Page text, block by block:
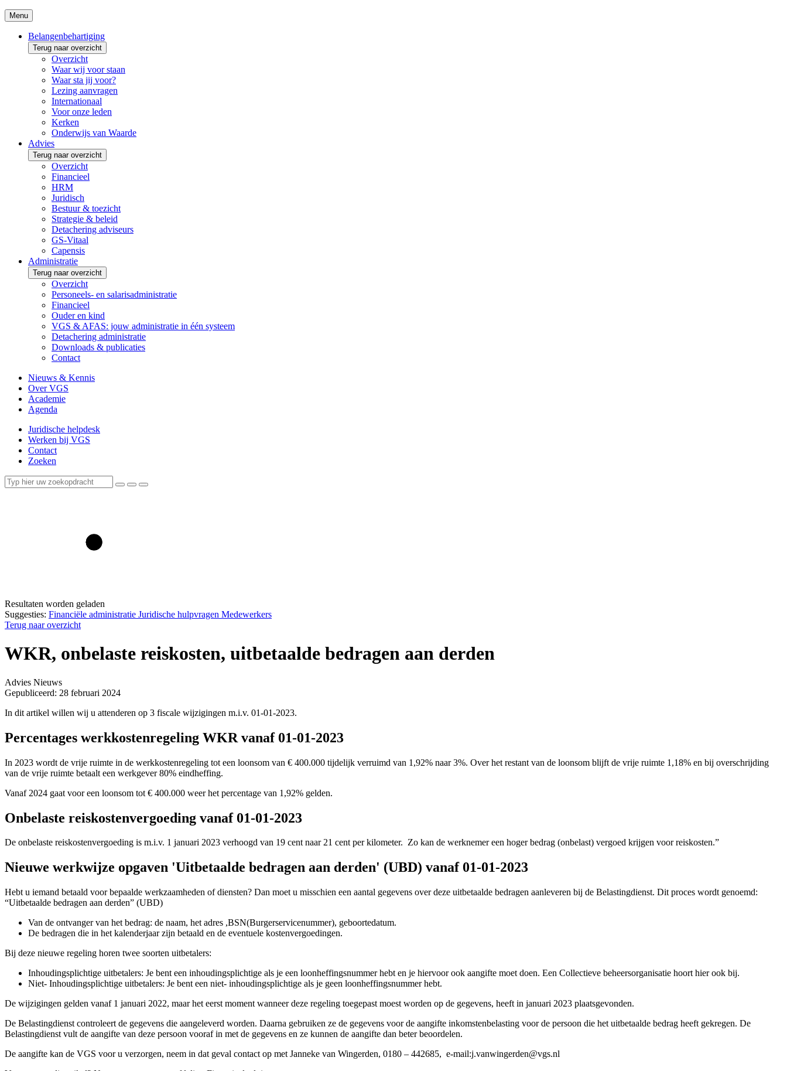
Menu
Belangenbehartiging
Terug naar overzicht
Overzicht
Waar wij voor staan
Waar sta jij voor?
Lezing aanvragen
Internationaal
Voor onze leden
Kerken
Onderwijs van Waarde
Advies
Terug naar overzicht
Overzicht
Financieel
HRM
Juridisch
Bestuur & toezicht
Strategie & beleid
Detachering adviseurs
GS-Vitaal
Capensis
Administratie
Terug naar overzicht
Overzicht
Personeels- en salarisadministratie
Financieel
Ouder en kind
VGS & AFAS: jouw administratie in één systeem
Detachering administratie
Downloads & publicaties
Contact
Nieuws & Kennis
Over VGS
Academie
Agenda
Juridische helpdesk
Werken bij VGS
Contact
Zoeken
Resultaten worden geladen
Suggesties: Financiële administratie Juridische hulpvragen Medewerkers
Terug naar overzicht
WKR, onbelaste reiskosten, uitbetaalde bedragen aan derden
Advies Nieuws
Gepubliceerd: 28 februari 2024
In dit artikel willen wij u attenderen op 3 fiscale wijzigingen m.i.v. 01-01-2023.
Percentages werkkostenregeling WKR vanaf 01-01-2023
In 2023 wordt de vrije ruimte in de werkkostenregeling tot een loonsom van € 400.000 tijdelijk verruimd van 1,92% naar 3%. Over het restant van de loonsom blijft de vrije ruimte 1,18% en bij overschrijding
van de vrije ruimte betaalt een werkgever 80% eindheffing.
Vanaf 2024 gaat voor een loonsom tot € 400.000 weer het percentage van 1,92% gelden.
Onbelaste reiskostenvergoeding vanaf 01-01-2023
De onbelaste reiskostenvergoeding is m.i.v. 1 januari 2023 verhoogd van 19 cent naar 21 cent per kilometer. Zo kan de werknemer een hoger bedrag (onbelast) vergoed krijgen voor reiskosten.”
Nieuwe werkwijze opgaven 'Uitbetaalde bedragen aan derden' (UBD) vanaf 01-01-2023
Hebt u iemand betaald voor bepaalde werkzaamheden of diensten? Dan moet u misschien een aantal gegevens over deze uitbetaalde bedragen aanleveren bij de Belastingdienst. Dit proces wordt genoemd:
“Uitbetaalde bedragen aan derden” (UBD)
Van de ontvanger van het bedrag: de naam, het adres ,BSN(Burgerservicenummer), geboortedatum.
De bedragen die in het kalenderjaar zijn betaald en de eventuele kostenvergoedingen.
Bij deze nieuwe regeling horen twee soorten uitbetalers:
Inhoudingsplichtige uitbetalers: Je bent een inhoudingsplichtige als je een loonheffingsnummer hebt en je hiervoor ook aangifte moet doen. Een Collectieve beheersorganisatie hoort hier ook bij.
Niet- Inhoudingsplichtige uitbetalers: Je bent een niet- inhoudingsplichtige als je geen loonheffingsnummer hebt.
De wijzigingen gelden vanaf 1 januari 2022, maar het eerst moment wanneer deze regeling toegepast moest worden op de gegevens, heeft in januari 2023 plaatsgevonden.
De Belastingdienst controleert de gegevens die aangeleverd worden. Daarna gebruiken ze de gegevens voor de aangifte inkomstenbelasting voor de persoon die het uitbetaalde bedrag heeft gekregen. De
Belastingdienst vult de aangifte van deze persoon vooraf in met de gegevens en ze kunnen de aangifte dan beter beoordelen.
De aangifte kan de VGS voor u verzorgen, neem in dat geval contact op met Janneke van Wingerden, 0180 – 442685, e-mail:j.vanwingerden@vgs.nl